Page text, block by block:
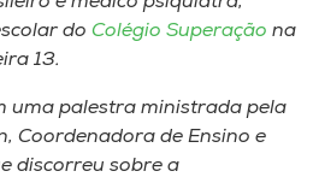
do Colégio Superação na
13.
uma palestra ministrada pela
Coordenadora de Ensino e
discorreu sobre a